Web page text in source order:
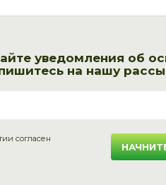
уведомления об
на нашу
и согласен